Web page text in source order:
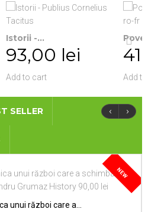
Istorii -...
93,00 lei
Add to cart Add
SELLER ‹ ›
NEW
unui război care a...